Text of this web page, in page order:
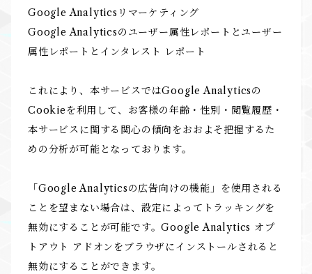
Google Analyticsリマーケティング
Google Analyticsのユーザー属性レポートとユーザー
属性レポートとインタレスト レポート
これにより、本サービスではGoogle Analyticsの
Cookieを利用して、お客様の年齢・性別・閲覧履歴・
本サービスに関する関心の傾向をおおよそ把握するた
めの分析が可能となっております。
「Google Analyticsの広告向けの機能」を使用される
ことを望まない場合は、設定によってトラッキングを
無効にすることが可能です。Google Analytics オプ
トアウト アドオンをブラウザにインストールされると
無効にすることができます。